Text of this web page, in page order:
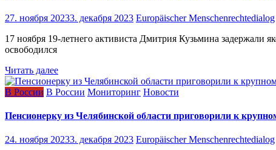
27. ноября 20233. декабря 2023 Europäischer Menschenrechtedialog
17 ноября 19-летнего активиста Дмитрия Кузьмина задержали
освободился
Читать далее
В России В России Мониторинг Новости
Пенсионерку из Челябинской области приговорили к
24. ноября 20233. декабря 2023 Europäischer Menschenrechtedialog